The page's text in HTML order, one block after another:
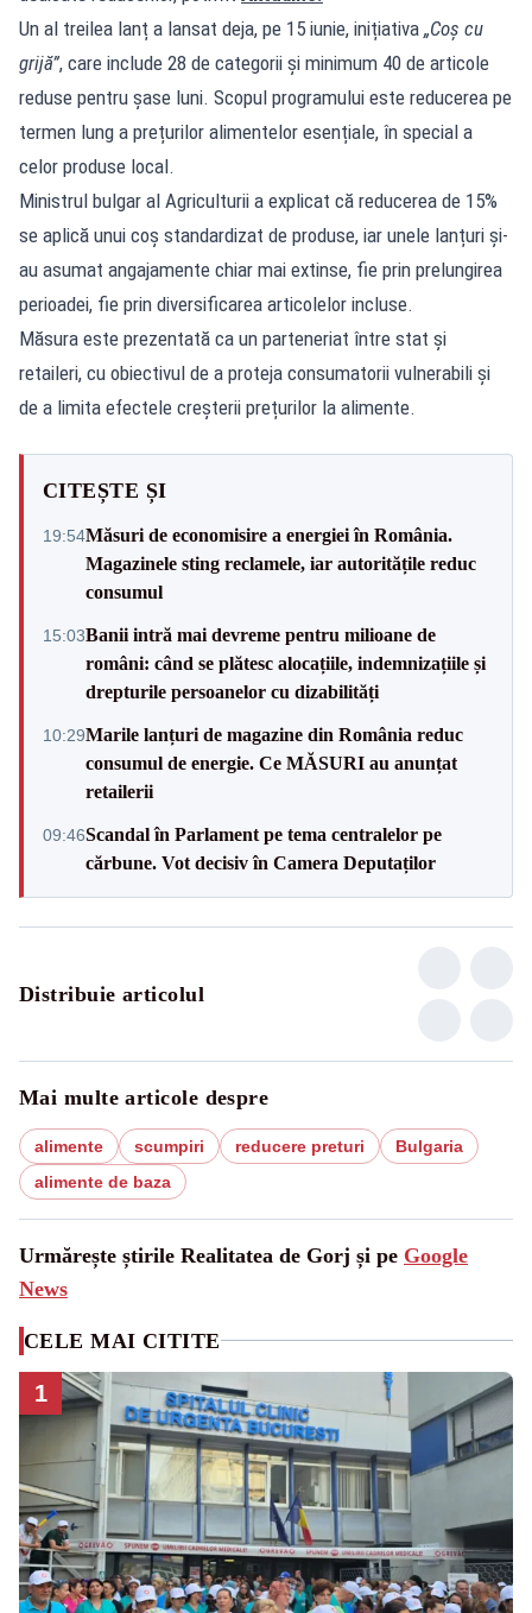
Un al treilea lanț a lansat deja, pe 15 iunie, inițiativa „Coș cu
grijă”, care include 28 de categorii și minimum 40 de articole
reduse pentru șase luni. Scopul programului este reducerea pe
termen lung a prețurilor alimentelor esențiale, în special a
celor produse local.
Ministrul bulgar al Agriculturii a explicat că reducerea de 15%
se aplică unui coș standardizat de produse, iar unele lanțuri și-
au asumat angajamente chiar mai extinse, fie prin prelungirea
perioadei, fie prin diversificarea articolelor incluse.
Măsura este prezentată ca un parteneriat între stat și
retaileri, cu obiectivul de a proteja consumatorii vulnerabili și
de a limita efectele creșterii prețurilor la alimente.
CITEȘTE ȘI
19:54Măsuri de economisire a energiei în România.
Magazinele sting reclamele, iar autoritățile reduc
consumul
15:03Banii intră mai devreme pentru milioane de
români: când se plătesc alocațiile, indemnizațiile și
drepturile persoanelor cu dizabilități
10:29Marile lanțuri de magazine din România reduc
consumul de energie. Ce MĂSURI au anunțat
retailerii
09:46Scandal în Parlament pe tema centralelor pe
cărbune. Vot decisiv în Camera Deputaților
Distribuie articolul
Mai multe articole despre
alimente scumpiri reducere preturi
Bulgaria
alimente de baza
Urmărește știrile Realitatea de Gorj și pe Google
News
CELE MAI CITITE
1